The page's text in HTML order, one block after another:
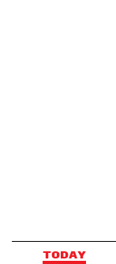
TODAY